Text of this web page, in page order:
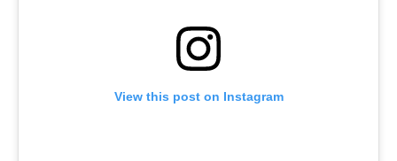
View this post on Instagram